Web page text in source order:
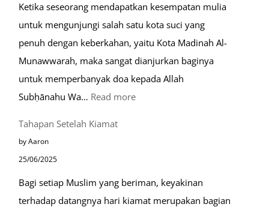
di
Eropa
Ketika seseorang mendapatkan kesempatan mulia
untuk mengunjungi salah satu kota suci yang
penuh dengan keberkahan, yaitu Kota Madinah Al-
Munawwarah, maka sangat dianjurkan baginya
untuk memperbanyak doa kepada Allah
Subḥānahu Wa… Read more:
Tahapan Setelah Kiamat
by Aaron
25/06/2025
Bagi setiap Muslim yang beriman, keyakinan
terhadap datangnya hari kiamat merupakan bagian